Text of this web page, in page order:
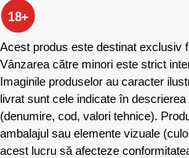
18+
Acest produs este destinat exclusiv
Vânzarea către minori este strict
Imaginile produselor au caracter
livrat sunt cele indicate în
(denumire, cod, valori tehnice).
ambalajul sau elemente vizuale
acest lucru să afecteze